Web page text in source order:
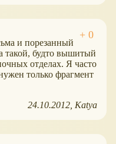
и порезанный
такой, будто вышитый
отделах. Я часто
только фрагмент
24.10.2012 Katya